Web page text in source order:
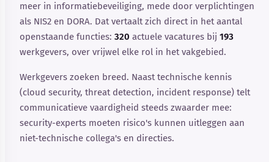
meer in informatiebeveiliging, mede door verplichtingen
als NIS2 en DORA. Dat vertaalt zich direct in het aantal
openstaande functies: 320 actuele vacatures bij 193
werkgevers, over vrijwel elke rol in het vakgebied.
Werkgevers zoeken breed. Naast technische kennis
(cloud security, threat detection, incident response) telt
communicatieve vaardigheid steeds zwaarder mee:
security-experts moeten risico's kunnen uitleggen aan
niet-technische collega's en directies.